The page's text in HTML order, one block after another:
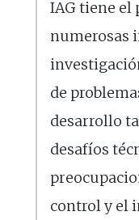
IAG tiene el
numerosas
de
desarrollo
desafíos
control y el